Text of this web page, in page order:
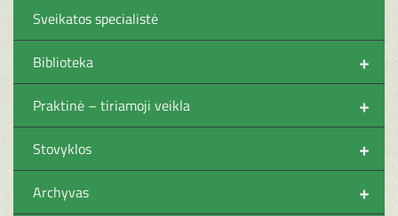
Sveikatos specialistė
+
Biblioteka
+
Praktinė – tiriamoji veikla
+
Stovyklos
+
Archyvas